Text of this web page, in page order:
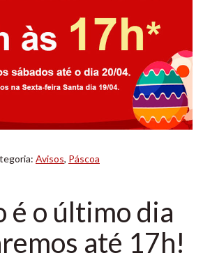
Avisos, Páscoa
é o último dia
até 17h!